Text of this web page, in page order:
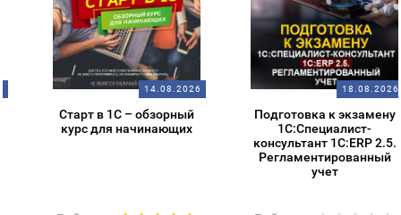
14.08.2026
Старт в 1С – обзорный
курс для начинающих
18.08.2026
Подготовка к экзамену
1С:Специалист-
консультант 1С:ERP 2.5.
Регламентированный
учет